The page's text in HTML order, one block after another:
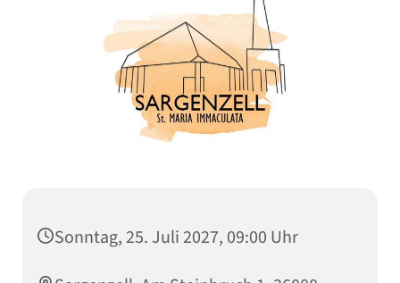
Sonntag, 25. Juli 2027, 09:00 Uhr